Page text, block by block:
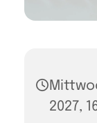
2027,